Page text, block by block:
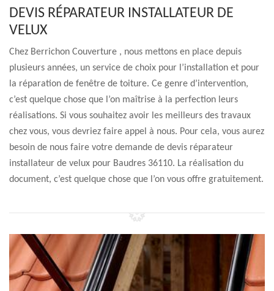
DEVIS RÉPARATEUR INSTALLATEUR DE
VELUX
Chez Berrichon Couverture , nous mettons en place depuis
plusieurs années, un service de choix pour l’installation et pour
la réparation de fenêtre de toiture. Ce genre d’intervention,
c’est quelque chose que l’on maîtrise à la perfection leurs
réalisations. Si vous souhaitez avoir les meilleurs des travaux
chez vous, vous devriez faire appel à nous. Pour cela, vous aurez
besoin de nous faire votre demande de devis réparateur
installateur de velux pour Baudres 36110. La réalisation du
document, c’est quelque chose que l’on vous offre gratuitement.